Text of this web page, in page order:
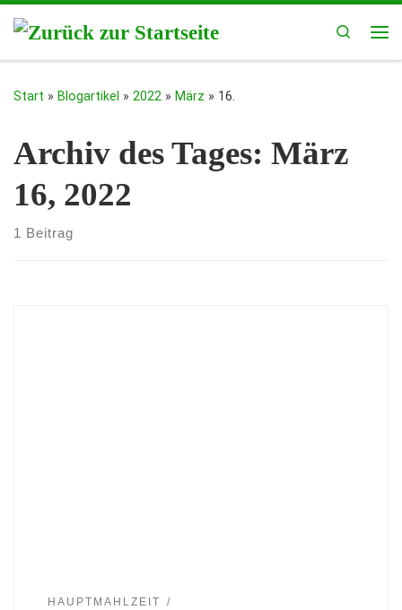
Zum Inhalt springen
Search
Start » Blogartikel » 2022 » März » 16.
Archiv des Tages: März
16, 2022
1 Beitrag
HAUPTMAHLZEIT